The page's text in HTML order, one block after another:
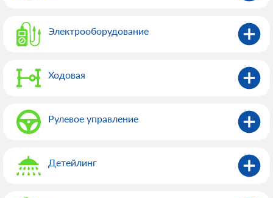
Электрооборудованиe
Ходовая
Рулевое управление
Детейлинг